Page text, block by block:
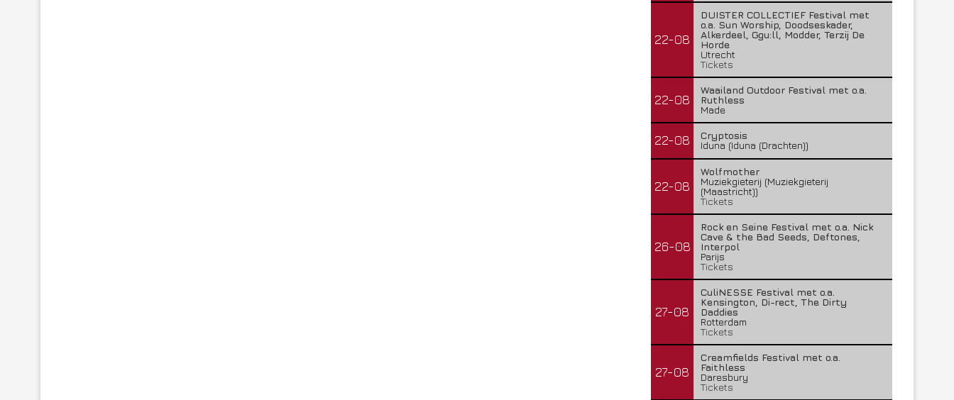
22-08
DUISTER COLLECTIEF Festival met
o.a. Sun Worship, Doodseskader,
Alkerdeel, Ggu:ll, Modder, Terzij De
Horde
Utrecht
Tickets
22-08
Waailand Outdoor Festival met o.a.
Ruthless
Made
22-08
Cryptosis
Iduna (Iduna (Drachten))
22-08
Wolfmother
Muziekgieterij (Muziekgieterij
(Maastricht))
Tickets
26-08
Rock en Seine Festival met o.a. Nick
Cave & the Bad Seeds, Deftones,
Interpol
Parijs
Tickets
27-08
CuliNESSE Festival met o.a.
Kensington, Di-rect, The Dirty
Daddies
Rotterdam
Tickets
27-08
Creamfields Festival met o.a.
Faithless
Daresbury
Tickets